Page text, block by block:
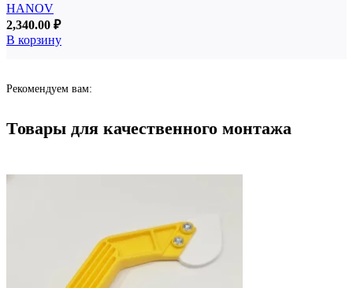
HANOV
2,340.00 ₽
В корзину
Рекомендуем вам:
Товары для качественного монтажа